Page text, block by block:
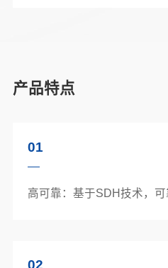
产品特点
01
高可靠：基于SDH技术，可